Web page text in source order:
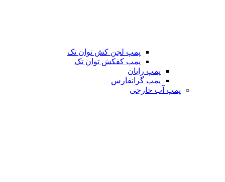
پمپ لجن کش توان تک
پمپ کفکش توان تک
پمپ رایان
پمپ گرانفارس
پمپ آب خارجی